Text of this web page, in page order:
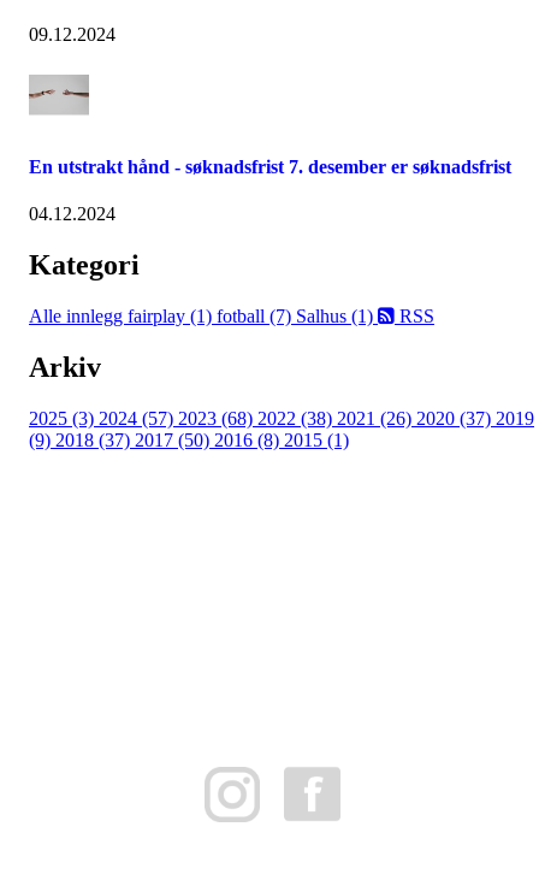
09.12.2024
En utstrakt hånd - søknadsfrist 7. desember er søknadsfrist
04.12.2024
Kategori
Alle innlegg fairplay (1) fotball (7) Salhus (1) RSS
Arkiv
2025 (3) 2024 (57) 2023 (68) 2022 (38) 2021 (26) 2020 (37) 2019
(9) 2018 (37) 2017 (50) 2016 (8) 2015 (1)